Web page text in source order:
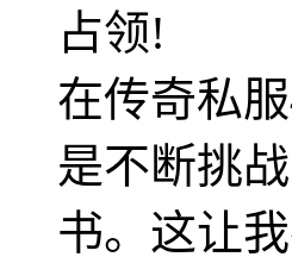
占领!
在传奇私
是不断挑
书。这让